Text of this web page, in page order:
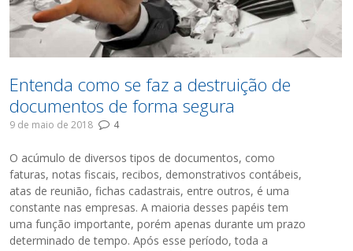
Entenda como se faz a destruição de
documentos de forma segura
9 de maio de 2018 4
O acúmulo de diversos tipos de documentos, como
faturas, notas fiscais, recibos, demonstrativos contábeis,
atas de reunião, fichas cadastrais, entre outros, é uma
constante nas empresas. A maioria desses papéis tem
uma função importante, porém apenas durante um prazo
determinado de tempo. Após esse período, toda a